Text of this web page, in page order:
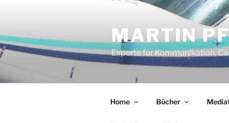
MARTIN
Experte für Kommunikation,
Home Bücher